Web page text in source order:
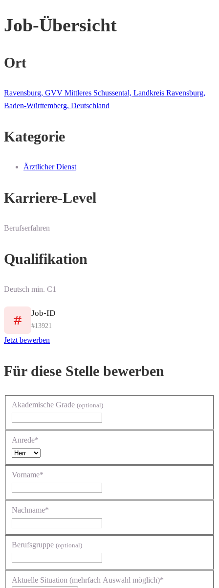
Job-Übersicht
Ort
Ravensburg, GVV Mittleres Schussental, Landkreis Ravensburg,
Baden-Württemberg, Deutschland
Kategorie
Ärztlicher Dienst
Karriere-Level
Berufserfahren
Qualifikation
Deutsch min. C1
Job-ID
#13921
Jetzt bewerben
Für diese Stelle bewerben
Akademische Grade (optional)
Anrede*
Vorname*
Nachname*
Berufsgruppe (optional)
Aktuelle Situation (mehrfach Auswahl möglich)*